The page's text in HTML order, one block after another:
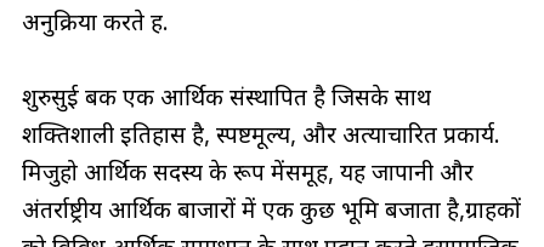
अनुक्रिया करते हैं.
शुरुसुई बैंक एक आर्थिक संस्थापित है जिसके साथ
शक्तिशाली इतिहास है, स्पष्टमूल्य, और अत्याचारित प्रकार्य.
मिजुहो आर्थिक सदस्य के रूप मेंसमूह, यह जापानी और
अंतर्राष्ट्रीय आर्थिक बाजारों में एक कुछ भूमि बजाता है,ग्राहकों